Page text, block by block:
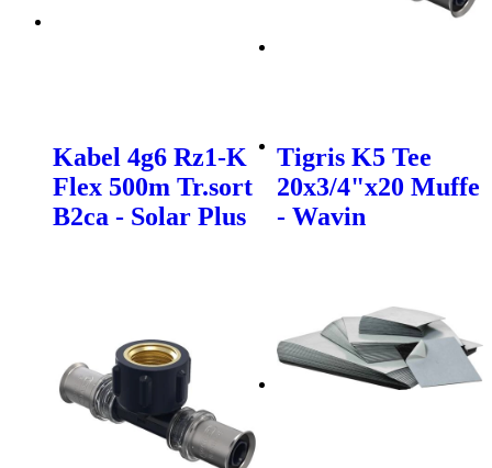
Kabel 4g6 Rz1-K
Flex 500m Tr.sort
B2ca - Solar Plus
Tigris K5 Tee
20x3/4"x20 Muffe
- Wavin